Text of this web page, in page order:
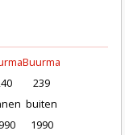
Buurma
239
buiten
1990